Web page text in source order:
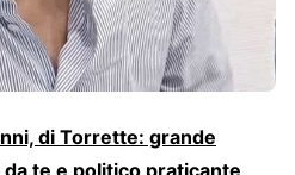
di Torrette: grande
te e politico praticante